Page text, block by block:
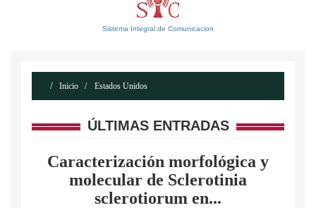
Sistema Integral de Comunicacion
Inicio Estados Unidos
ÚLTIMAS ENTRADAS
Caracterización morfológica y
molecular de Sclerotinia
sclerotiorum en...